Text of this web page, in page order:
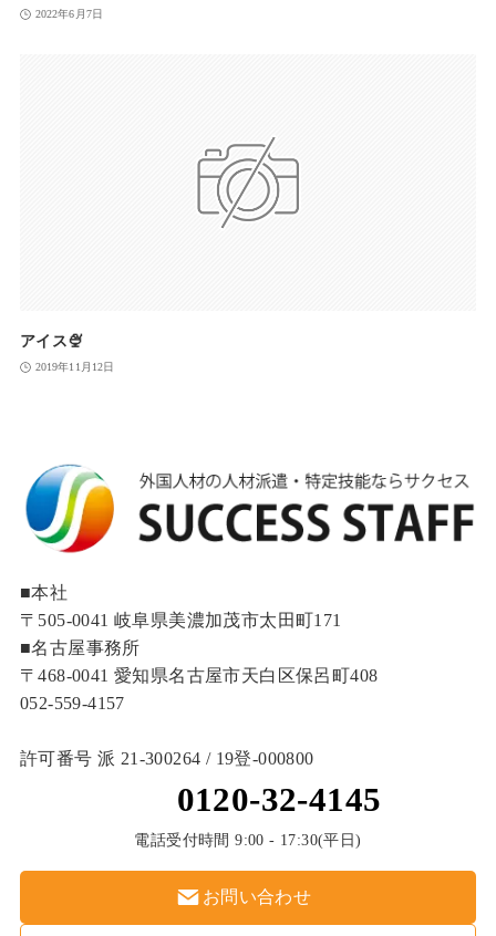
2022年6月7日
アイス🍨
2019年11月12日
■本社
〒505-0041 岐阜県美濃加茂市太田町171
■名古屋事務所
〒468-0041 愛知県名古屋市天白区保呂町408
052-559-4157
許可番号 派 21-300264 / 19登‐000800
0120-32-4145
電話受付時間 9:00 - 17:30(平日)
お問い合わせ